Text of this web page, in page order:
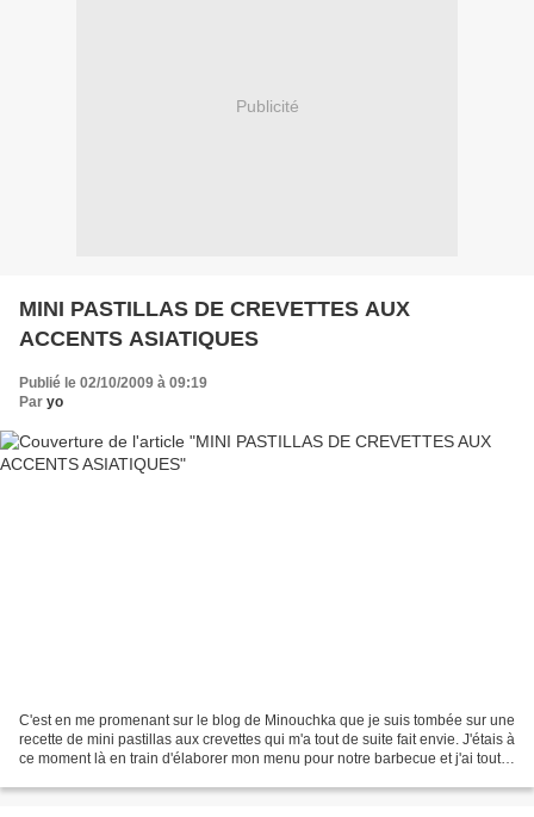
Publicité
MINI PASTILLAS DE CREVETTES AUX
ACCENTS ASIATIQUES
Publié le 02/10/2009 à 09:19
Par yo
C'est en me promenant sur le blog de Minouchka que je suis tombée sur une
recette de mini pastillas aux crevettes qui m'a tout de suite fait envie. J'étais à
ce moment là en train d'élaborer mon menu pour notre barbecue et j'ai tout